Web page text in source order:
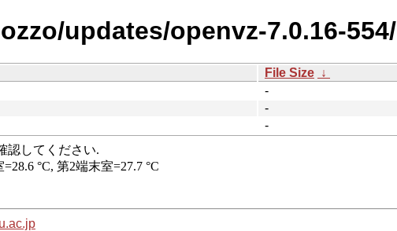
updates/openvz-7.0.16-554/
File Size ↓
-
-
-